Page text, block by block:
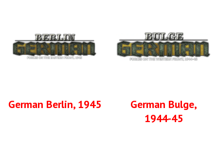
German Berlin, 1945
German Bulge,
1944-45